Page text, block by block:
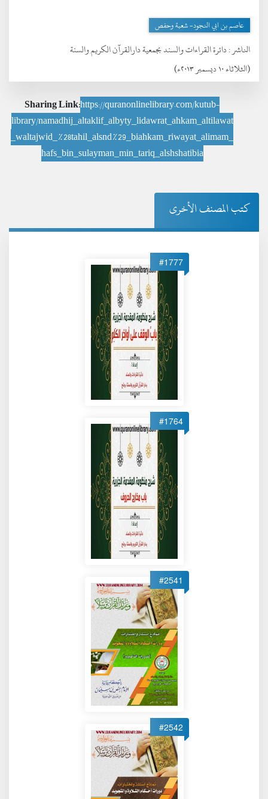
(الثلاثاء ١٠ ديسمبر ٢٠١٣ء)
الناشر :دائرة القراءات والسند بجمعية دارالقرآن الكريم والسنة
عاصم بن ابي النجود- شعبة وحفص
Sharing Link:https://quranonlinelibrary.com/kutub-
library/namadhij_altaklif_albyty_lidawrat_ahkam_altilawat
_waltajwid_%28tahil_alsnd%29_biahkam_riwayat_alimam_
hafs_bin_sulayman_min_tariq_alshshatibia
كتب المصنف الأخرى
#1777
#1764
#2541
#2542